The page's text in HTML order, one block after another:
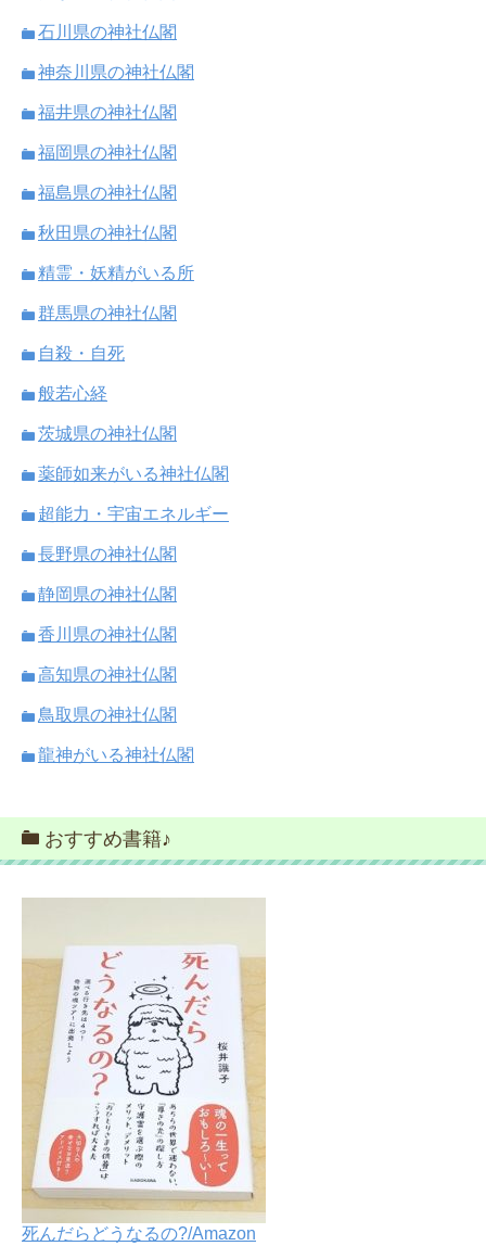
石川県の神社仏閣
神奈川県の神社仏閣
福井県の神社仏閣
福岡県の神社仏閣
福島県の神社仏閣
秋田県の神社仏閣
精霊・妖精がいる所
群馬県の神社仏閣
自殺・自死
般若心経
茨城県の神社仏閣
薬師如来がいる神社仏閣
超能力・宇宙エネルギー
長野県の神社仏閣
静岡県の神社仏閣
香川県の神社仏閣
高知県の神社仏閣
鳥取県の神社仏閣
龍神がいる神社仏閣
おすすめ書籍♪
死んだらどうなるの?/Amazon